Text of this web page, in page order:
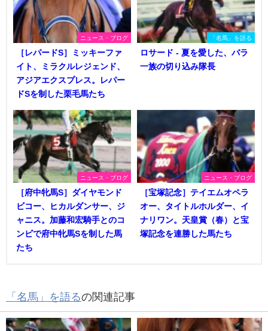
ニュース・ブログ
［レパードS］ミッキーファ
イト、ミラクルレジェンド、
アジアエクスプレス。レパー
ドSを制した栗毛馬たち
「名馬」を語る
ロサード - 夏を愛した、バラ
一族の切り込み隊長
ニュース・ブログ
［府中牝馬S］ダイヤモンド
ビコー、ヒカルダンサー、ジ
ャニス。加藤和宏騎手とのコ
ンビで府中牝馬Sを制した馬
たち
ニュース・ブログ
［宝塚記念］テイエムオペラ
オー、タイトルホルダー、イ
ナリワン。天皇賞（春）と宝
塚記念を連勝した馬たち
「名馬」を語るの関連記事